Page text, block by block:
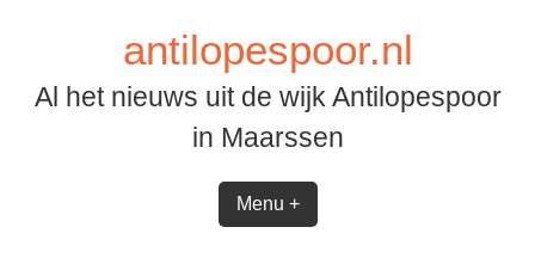
antilopespoor.nl
Al het nieuws uit de wijk Antilopespoor
in Maarssen
Menu +